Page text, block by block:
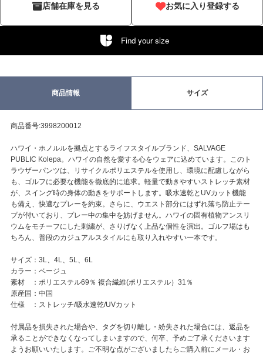
店舗在庫を見る お気に入り登録する
Find your size
商品情報 サイズ
商品番号:3998200012
ハワイ・ホノルルを拠点とするライフスタイルブランド、SALVAGE
PUBLIC Kolepa。ハワイの自然を愛する心をウェアに込めています。このト
ラウザーパンツは、リサイクルポリエステルを使用し、環境に配慮しながら
も、ゴルフに必要な機能を徹底的に追求。軽量で動きやすいストレッチ素材
が、スイング時の身体の動きをサポートします。吸水速乾とUVカット機能
も備え、快適なプレーを約束。さらに、ウエスト部分にはずれ落ち防止テー
プが付いており、プレー中の集中を妨げません。ハワイの固有植物アンスリ
ウムをモチーフにした刺繍が、さりげなく上品な個性を演出。ゴルフ場はも
ちろん、普段のカジュアルスタイルにも取り入れやすい一本です。
サイズ：3L、4L、5L、6L
カラー：ベージュ
素材 ：ポリエステル69％ 複合繊維(ポリエステル）31％
原産国：中国
仕様 ：ストレッチ/吸水速乾/UVカット
付属品を損失された場合や、タグを切り離し・紛失された場合には、返品を
承ることができなくなってしまいますので、何卒、予めご了承くださいます
ようお願いいたします。ご不明な点がございましたらご購入前にメール・お